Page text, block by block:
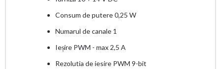
Consum de putere 0,25 W
Numarul de canale 1
Ieșire PWM - max 2,5 A
Rezolutia de iesire PWM 9-bit